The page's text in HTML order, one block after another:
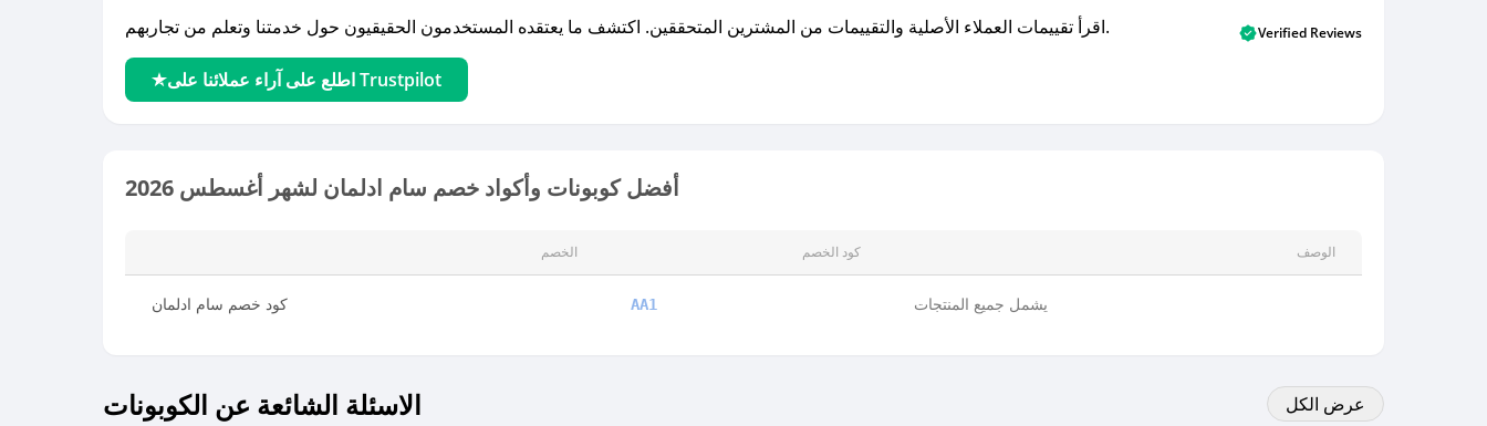
اقرأ تقييمات العملاء الأصلية والتقييمات من المشترين المتحققين. اكتشف ما يعتقده المستخدمون الحقيقيون حول خدمتنا وتعلم من تجاربهم.
اطلع على آراء عملائنا على Trustpilot
Verified Reviews
أفضل كوبونات وأكواد خصم سام ادلمان لشهر أغسطس 2026
الخصم كود الخصم الوصف
كود خصم سام ادلمان AA1 يشمل جميع المنتجات
الاسئلة الشائعة عن الكوبونات عرض الكل